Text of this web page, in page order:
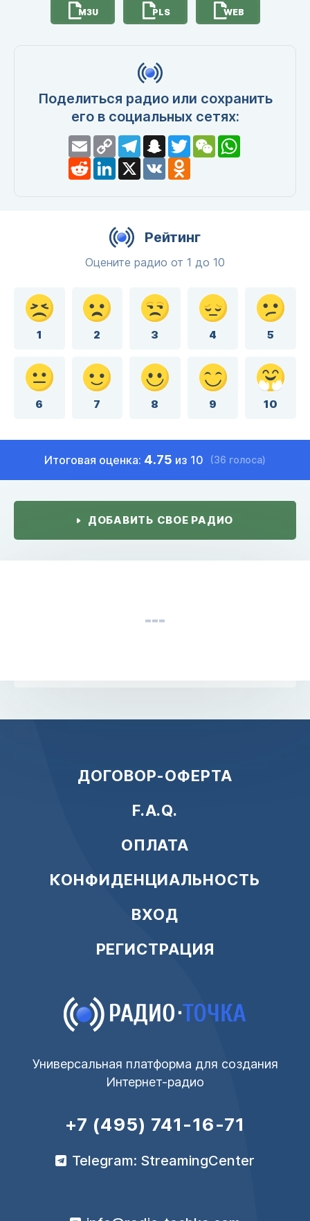
M3U PLS WEB
Поделиться радио или сохранить
его в социальных сетях:
EmailCopy
Link
TelegramSnapchat
TwitterWeChatWhatsApp
RedditLinkedIn
X VK Odnoklassniki
Рейтинг
Оцените радио от 1 до 10
1 2 3 4 5
6 7 8 9 10
Итоговая оценка: 4.75 из 10 (36 голоса)
ДОБАВИТЬ СВОЕ РАДИО
ДОГОВОР-ОФЕРТА
F.A.Q.
ОПЛАТА
КОНФИДЕНЦИАЛЬНОСТЬ
ВХОД
РЕГИСТРАЦИЯ
Универсальная платформа для создания
Интернет-радио
+7 (495) 741-16-71
Telegram: StreamingCenter